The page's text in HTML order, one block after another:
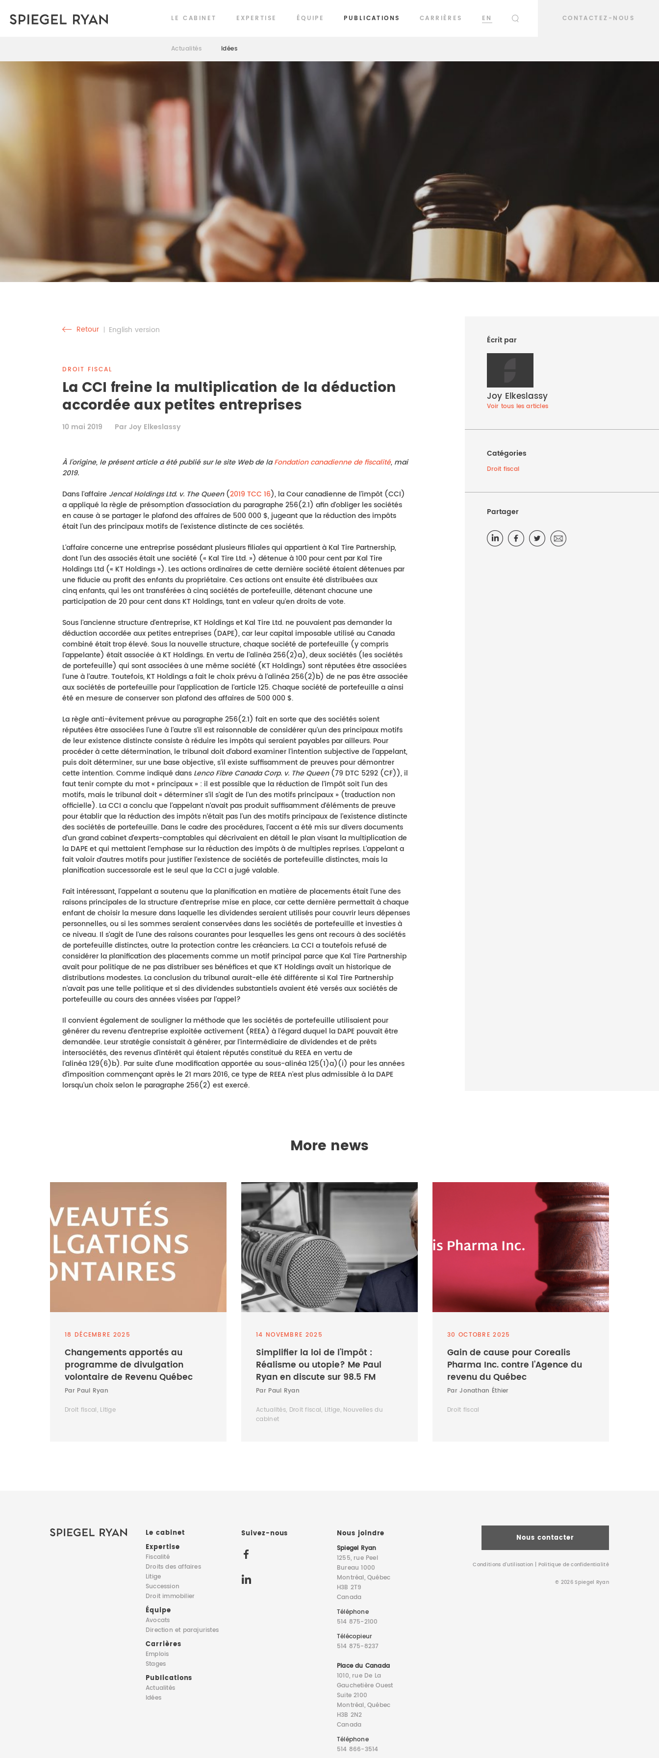
LE CABINET EXPERTISE ÉQUIPE PUBLICATIONS CARRIÈRES
EN
CONTACTEZ-NOUS
Actualités Idées
Écrit par
Joy Elkeslassy
Voir tous les articles
Catégories
Droit fiscal
Partager
Retour English version
DROIT FISCAL
La CCI freine la multiplication de la déduction
accordée aux petites entreprises
10 mai 2019 Par Joy Elkeslassy
À l’origine, le présent article a été publié sur le site Web de laFondation canadienne de fiscalité, mai
2019.
Dans l'affaire Jencal Holdings Ltd. v. The Queen(2019 TCC 16), la Cour canadienne de l'impôt (CCI)
a appliqué la règle de présomption d'association du paragraphe 256(2.1) afin d'obliger les sociétés
en cause à se partager le plafond des affaires de 500 000 $, jugeant que la réduction des impôts
était l'un des principaux motifs de l'existence distincte de ces sociétés.
L'affaire concerne une entreprise possédant plusieurs filiales qui appartient à Kal Tire Partnership,
dont l'un des associés était une société (« Kal Tire Ltd. ») détenue à 100 pour cent par Kal Tire
Holdings Ltd (« KT Holdings »). Les actions ordinaires de cette dernière société étaient détenues par
une fiducie au profit des enfants du propriétaire. Ces actions ont ensuite été distribuées aux
cinq enfants, qui les ont transférées à cinq sociétés de portefeuille, détenant chacune une
participation de 20 pour cent dans KT Holdings, tant en valeur qu'en droits de vote.
Sous l'ancienne structure d'entreprise, KT Holdings et Kal Tire Ltd. ne pouvaient pas demander la
déduction accordée aux petites entreprises (DAPE), car leur capital imposable utilisé au Canada
combiné était trop élevé. Sous la nouvelle structure, chaque société de portefeuille (y compris
l'appelante) était associée à KT Holdings. En vertu de l'alinéa 256(2)a), deux sociétés (les sociétés
de portefeuille) qui sont associées à une même société (KT Holdings) sont réputées être associées
l'une à l'autre. Toutefois, KT Holdings a fait le choix prévu à l'alinéa 256(2)b) de ne pas être associée
aux sociétés de portefeuille pour l'application de l'article 125. Chaque société de portefeuille a ainsi
été en mesure de conserver son plafond des affaires de 500 000 $.
La règle anti-évitement prévue au paragraphe 256(2.1) fait en sorte que des sociétés soient
réputées être associées l'une à l'autre s'il est raisonnable de considérer qu'un des principaux motifs
de leur existence distincte consiste à réduire les impôts qui seraient payables par ailleurs. Pour
procéder à cette détermination, le tribunal doit d'abord examiner l'intention subjective de l'appelant,
puis doit déterminer, sur une base objective, s'il existe suffisamment de preuves pour démontrer
cette intention. Comme indiqué dans Lenco Fibre Canada Corp. v. The Queen(79 DTC 5292 (CF)), il
faut tenir compte du mot « principaux » : il est possible que la réduction de l'impôt soit l'un des
motifs, mais le tribunal doit « déterminer s'il s'agit de l'un des motifs principaux » (traduction non
officielle). La CCI a conclu que l'appelant n'avait pas produit suffisamment d'éléments de preuve
pour établir que la réduction des impôts n'était pas l'un des motifs principaux de l'existence distincte
des sociétés de portefeuille. Dans le cadre des procédures, l'accent a été mis sur divers documents
d'un grand cabinet d'experts-comptables qui décrivaient en détail le plan visant la multiplication de
la DAPE et qui mettaient l'emphase sur la réduction des impôts à de multiples reprises. L'appelant a
fait valoir d'autres motifs pour justifier l'existence de sociétés de portefeuille distinctes, mais la
planification successorale est le seul que la CCI a jugé valable.
Fait intéressant, l'appelant a soutenu que la planification en matière de placements était l'une des
raisons principales de la structure d'entreprise mise en place, car cette dernière permettait à chaque
enfant de choisir la mesure dans laquelle les dividendes seraient utilisés pour couvrir leurs dépenses
personnelles, ou si les sommes seraient conservées dans les sociétés de portefeuille et investies à
ce niveau. Il s'agit de l'une des raisons courantes pour lesquelles les gens ont recours à des sociétés
de portefeuille distinctes, outre la protection contre les créanciers. La CCI a toutefois refusé de
considérer la planification des placements comme un motif principal parce que Kal Tire Partnership
avait pour politique de ne pas distribuer ses bénéfices et que KT Holdings avait un historique de
distributions modestes. La conclusion du tribunal aurait-elle été différente si Kal Tire Partnership
n'avait pas une telle politique et si des dividendes substantiels avaient été versés aux sociétés de
portefeuille au cours des années visées par l'appel?
Il convient également de souligner la méthode que les sociétés de portefeuille utilisaient pour
générer du revenu d'entreprise exploitée activement (REEA) à l'égard duquel la DAPE pouvait être
demandée. Leur stratégie consistait à générer, par l'intermédiaire de dividendes et de prêts
intersociétés, des revenus d'intérêt qui étaient réputés constitué du REEA en vertu de
l'alinéa 129(6)b). Par suite d'une modification apportée au sous-alinéa 125(1)a)(i) pour les années
d'imposition commençant après le 21 mars 2016, ce type de REEA n'est plus admissible à la DAPE
lorsqu'un choix selon le paragraphe 256(2) est exercé.
More news
18 DÉCEMBRE 2025
Changements apportés au
programme de divulgation
volontaire de Revenu Québec
Par Paul Ryan
Droit fiscal, Litige
14 NOVEMBRE 2025
Simplifier la loi de l’impôt :
Réalisme ou utopie? Me Paul
Ryan en discute sur 98.5 FM
Par Paul Ryan
Actualités, Droit fiscal, Litige, Nouvelles du
cabinet
30 OCTOBRE 2025
Gain de cause pour Corealis
Pharma Inc. contre l’Agence du
revenu du Québec
Par Jonathan Éthier
Droit fiscal
Le cabinet
Expertise
Fiscalité
Droits des affaires
Litige
Succession
Droit immobilier
Équipe
Avocats
Directionet parajuristes
Carrières
Emplois
Stages
Publications
Actualités
Idées
Suivez-nous Nous joindre
Spiegel Ryan
1255, rue Peel
Bureau 1000
Montréal, Québec
H3B 2T9
Canada
Téléphone
514 875-2100
Télécopieur
514 875-8237
Place du Canada
1010, rue De La
Gauchetière Ouest
Suite 2100
Montréal, Québec
H3B 2N2
Canada
Téléphone
514 866-3514
Nous contacter
Conditions d’utilisation Politique de confidentialité
© 2026 Spiegel Ryan